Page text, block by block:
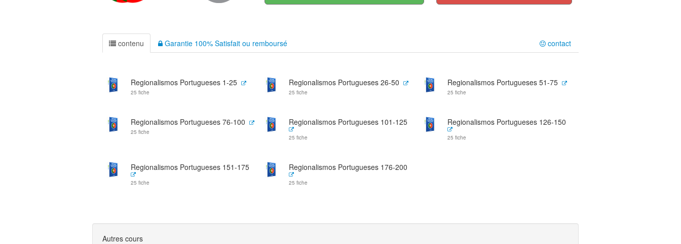
contenu Garantie 100% Satisfait ou remboursé contact
Regionalismos Portugueses 1-25
25 fiche
Regionalismos Portugueses 26-50
25 fiche
Regionalismos Portugueses 51-75
25 fiche
Regionalismos Portugueses 76-100
25 fiche
Regionalismos Portugueses 101-125
25 fiche
Regionalismos Portugueses 126-150
25 fiche
Regionalismos Portugueses 151-175
25 fiche
Regionalismos Portugueses 176-200
25 fiche
Autres cours